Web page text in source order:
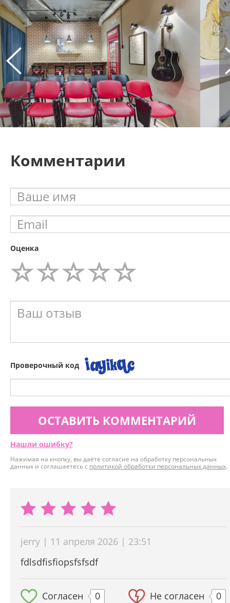
Комментарии
Оценка
Проверочный код
ОСТАВИТЬ КОММЕНТАРИЙ
Нашли ошибку?
Нажимая на кнопку, вы даёте согласие на обработку персональных
данных и соглашаетесь с политикой обработки персональных данных.
jerry | 11 апреля 2026 | 23:51
fdlsdfisfiopsfsfsdf
Согласен 0 Не согласен 0